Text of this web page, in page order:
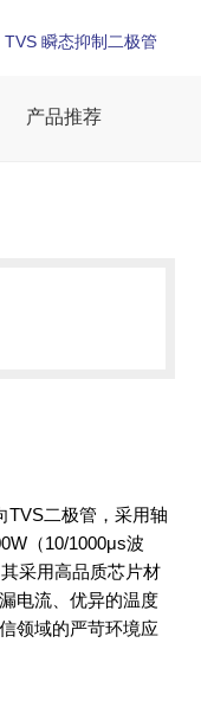
TVS 瞬态抑制二极管
产品推荐
TVS二极管，采用轴
（10/1000μs波
采用高品质芯片材
电流、优异的温度
领域的严苛环境应